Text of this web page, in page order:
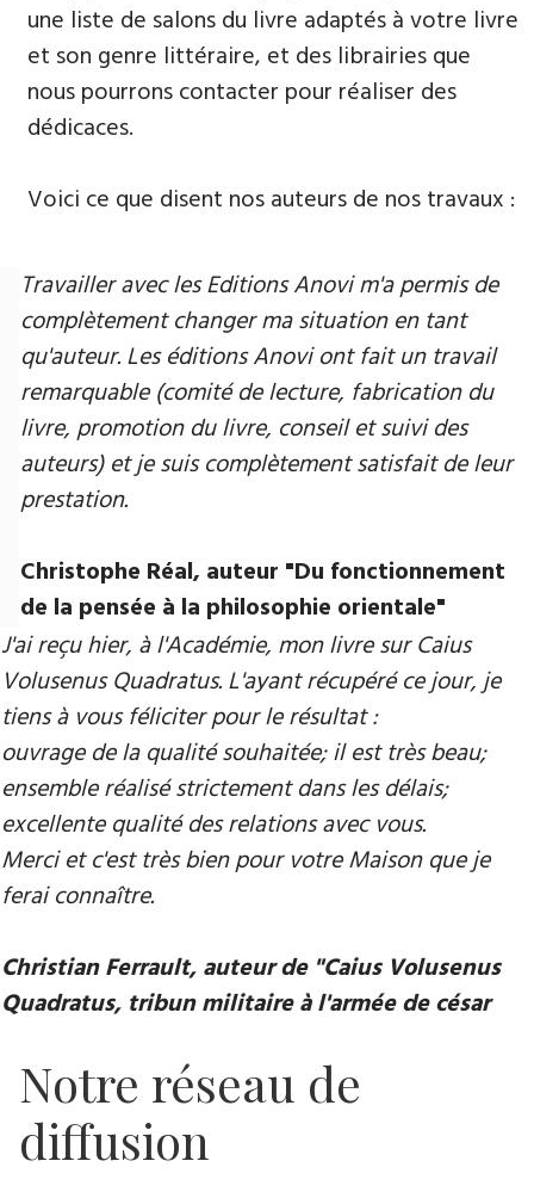
une liste de salons du livre adaptés à votre livre
et son genre littéraire, et des librairies que
nous pourrons contacter pour réaliser des
dédicaces.
Voici ce que disent nos auteurs de nos travaux :
Travailler avec les Editions Anovi m'a permis de
complètement changer ma situation en tant
qu'auteur. Les éditions Anovi ont fait un travail
remarquable (comité de lecture, fabrication du
livre, promotion du livre, conseil et suivi des
auteurs) et je suis complètement satisfait de leur
prestation.
Christophe Réal, auteur ​"Du fonctionnement
de la pensée à la philosophie orientale"
J'ai reçu hier, à l'Académie, mon livre sur Caius
Volusenus Quadratus. L'ayant récupéré ce jour, je
tiens à vous féliciter pour le résultat :
ouvrage de la qualité souhaitée; il est très beau;
ensemble réalisé strictement dans les délais;
excellente qualité des relations avec vous.
Merci et c'est très bien pour votre Maison que je
ferai connaître.
Christian Ferrault, auteur de "Caius Volusenus
Quadratus, tribun militaire à l'armée de césar
Notre réseau de
diffusion